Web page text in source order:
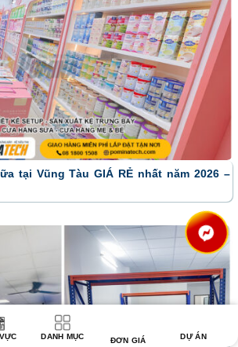
tại Vũng Tàu GIÁ RẺ nhất năm 2026 –
DANH MỤC ĐƠN GIÁ DỰ ÁN